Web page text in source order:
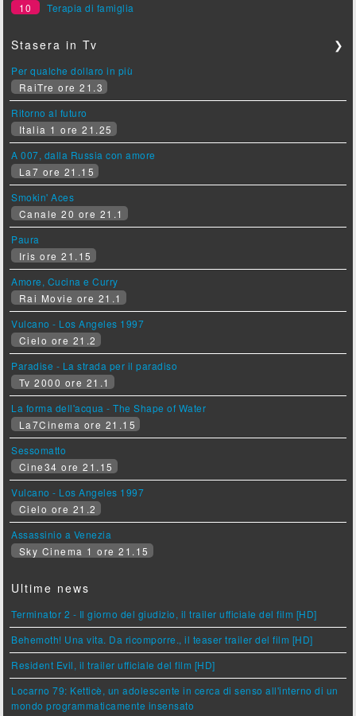
10
Terapia di famiglia
Stasera in Tv ❯
Per qualche dollaro in più
RaiTre ore 21.3
Ritorno al futuro
Italia 1 ore 21.25
A 007, dalla Russia con amore
La7 ore 21.15
Smokin' Aces
Canale 20 ore 21.1
Paura
Iris ore 21.15
Amore, Cucina e Curry
Rai Movie ore 21.1
Vulcano - Los Angeles 1997
Cielo ore 21.2
Paradise - La strada per il paradiso
Tv 2000 ore 21.1
La forma dell'acqua - The Shape of Water
La7Cinema ore 21.15
Sessomatto
Cine34 ore 21.15
Vulcano - Los Angeles 1997
Cielo ore 21.2
Assassinio a Venezia
Sky Cinema 1 ore 21.15
Ultime news
Terminator 2 - Il giorno del giudizio, il trailer ufficiale del film [HD]
Behemoth! Una vita. Da ricomporre., il teaser trailer del film [HD]
Resident Evil, il trailer ufficiale del film [HD]
Locarno 79: Ketticè, un adolescente in cerca di senso all'interno di un
mondo programmaticamente insensato